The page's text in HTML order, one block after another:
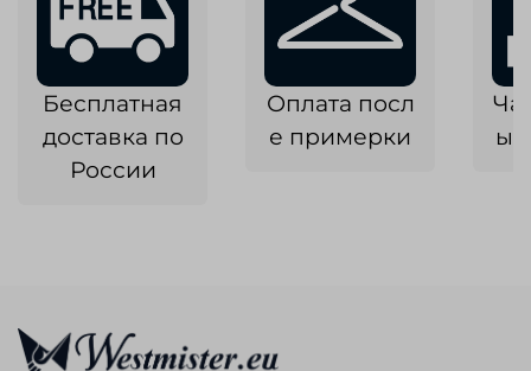
Бесплатная
доставка по
России
Оплата посл
е примерки